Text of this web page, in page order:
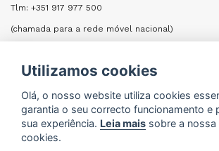
Tlm: +351 917 977 500
(chamada para a rede móvel nacional)
ENVIAR UMA MENSAGEM
Utilizamos cookies
Olá, o nosso website utiliza cookies
garantia o seu correcto funcionamento e
sua experiência. Leia mais sobre a
cookies.